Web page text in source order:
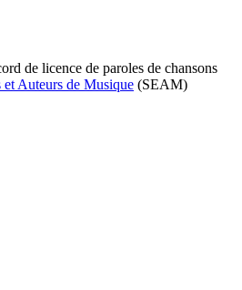
de licence de paroles de chansons
et Auteurs de Musique (SEAM)